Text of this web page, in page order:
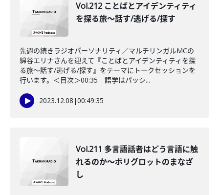
Vol.212 ことばとアイデンティティ
を探る旅〜話す/逃げる/探す
先週の続きラジオパーソナリティ／マルチリンガルMCの
綿谷エリナさんを迎えて『ことばとアイデンティティを探
る旅〜話す/逃げる/探す』をテーマにトークセッションを
行います。＜目次＞00:35 語学はパッシ...
2023.12.08 |00:49:35
Vol.211 多言語話者はどう言語に触
れるのか〜ポリグロットのまなざ
し